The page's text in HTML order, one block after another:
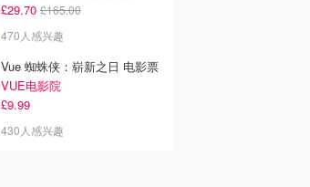
£29.70 £165.00
470人感兴趣
Vue 蜘蛛侠：崭新之日 电影票
VUE电影院
£9.99
430人感兴趣